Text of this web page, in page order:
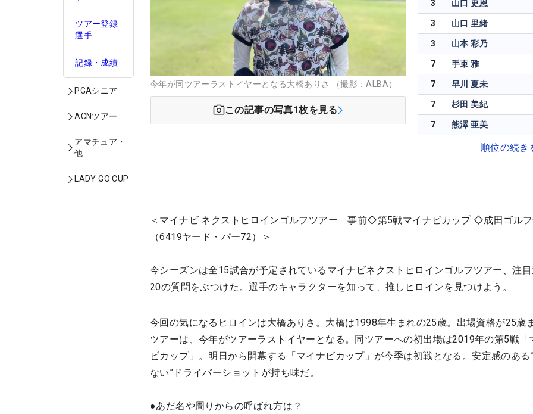
ツアー登録
選手
記録・成績
PGAシニア
ACNツアー
アマチュア・
他
LADY GO CUP
今年が同ツアーラストイヤーとなる大橋ありさ （撮影：ALBA）
この記事の写真1枚を見る
3 山口 史恩
3 山口 里緒
3 山本 彩乃
7 手束 雅
7 早川 夏未
7 杉田 美紀
7 熊澤 亜美
順位の続き
＜マイナビ ネクストヒロインゴルフツアー 事前◇第5戦マイナビカップ ◇成田ゴル
（6419ヤード・パー72）＞
今シーズンは全15試合が予定されているマイナビネクストヒロインゴルフツアー、注
20の質問をぶつけた。選手のキャラクターを知って、推しヒロインを見つけよう。
今回の気になるヒロインは大橋ありさ。大橋は1998年生まれの25歳。出場資格が25歳
ツアーは、今年がツアーラストイヤーとなる。同ツアーへの初出場は2019年の第5戦「
ビカップ」。明日から開幕する「マイナビカップ」が今季は初戦となる。安定感のある
ない”ドライバーショットが持ち味だ。
●あだ名や周りからの呼ばれ方は？